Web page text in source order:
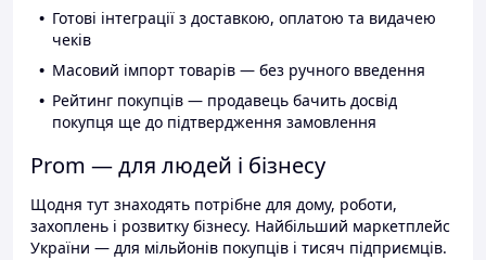
Готові інтеграції з доставкою, оплатою та видачею
чеків
Масовий імпорт товарів — без ручного введення
Рейтинг покупців — продавець бачить досвід
покупця ще до підтвердження замовлення
Prom — для людей і бізнесу
Щодня тут знаходять потрібне для дому, роботи,
захоплень і розвитку бізнесу. Найбільший маркетплейс
України — для мільйонів покупців і тисяч підприємців.